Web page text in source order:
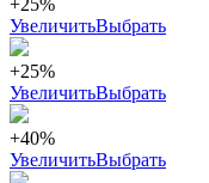
+25%
УвеличитьВыбрать
+25%
УвеличитьВыбрать
+40%
УвеличитьВыбрать